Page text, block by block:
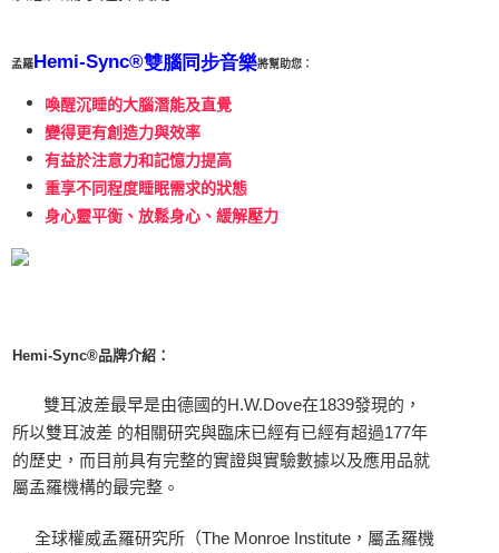
孟羅Hemi-Sync®雙腦同步音樂將幫助您：
喚醒沉睡的大腦潛能及直覺
變得更有創造力與效率
有益於注意力和記憶力提高
重享不同程度睡眠需求的狀態
身心靈平衡、放鬆身心、緩解壓力
Hemi-Sync®品牌介紹：
雙耳波差最早是由德國的H.W.Dove在1839發現的，
所以雙耳波差 的相關研究與臨床已經有已經有超過177年
的歷史，而目前具有完整的實證與實驗數據以及應用品就
屬孟羅機構的最完整 。
全球權威孟羅研究所（The Monroe Institute，屬孟羅機